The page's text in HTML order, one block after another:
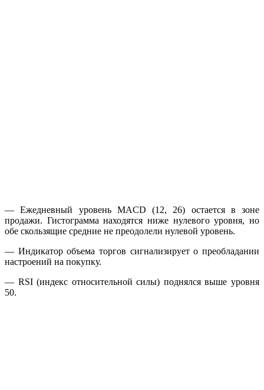
— Ежедневный уровень MACD (12, 26) остается в зоне
продажи. Гистограмма находятся ниже нулевого уровня, но
обе скользящие средние не преодолели нулевой уровень.
— Индикатор объема торгов сигнализирует о преобладании
настроений на покупку.
— RSI (индекс относительной силы) поднялся выше уровня
50.